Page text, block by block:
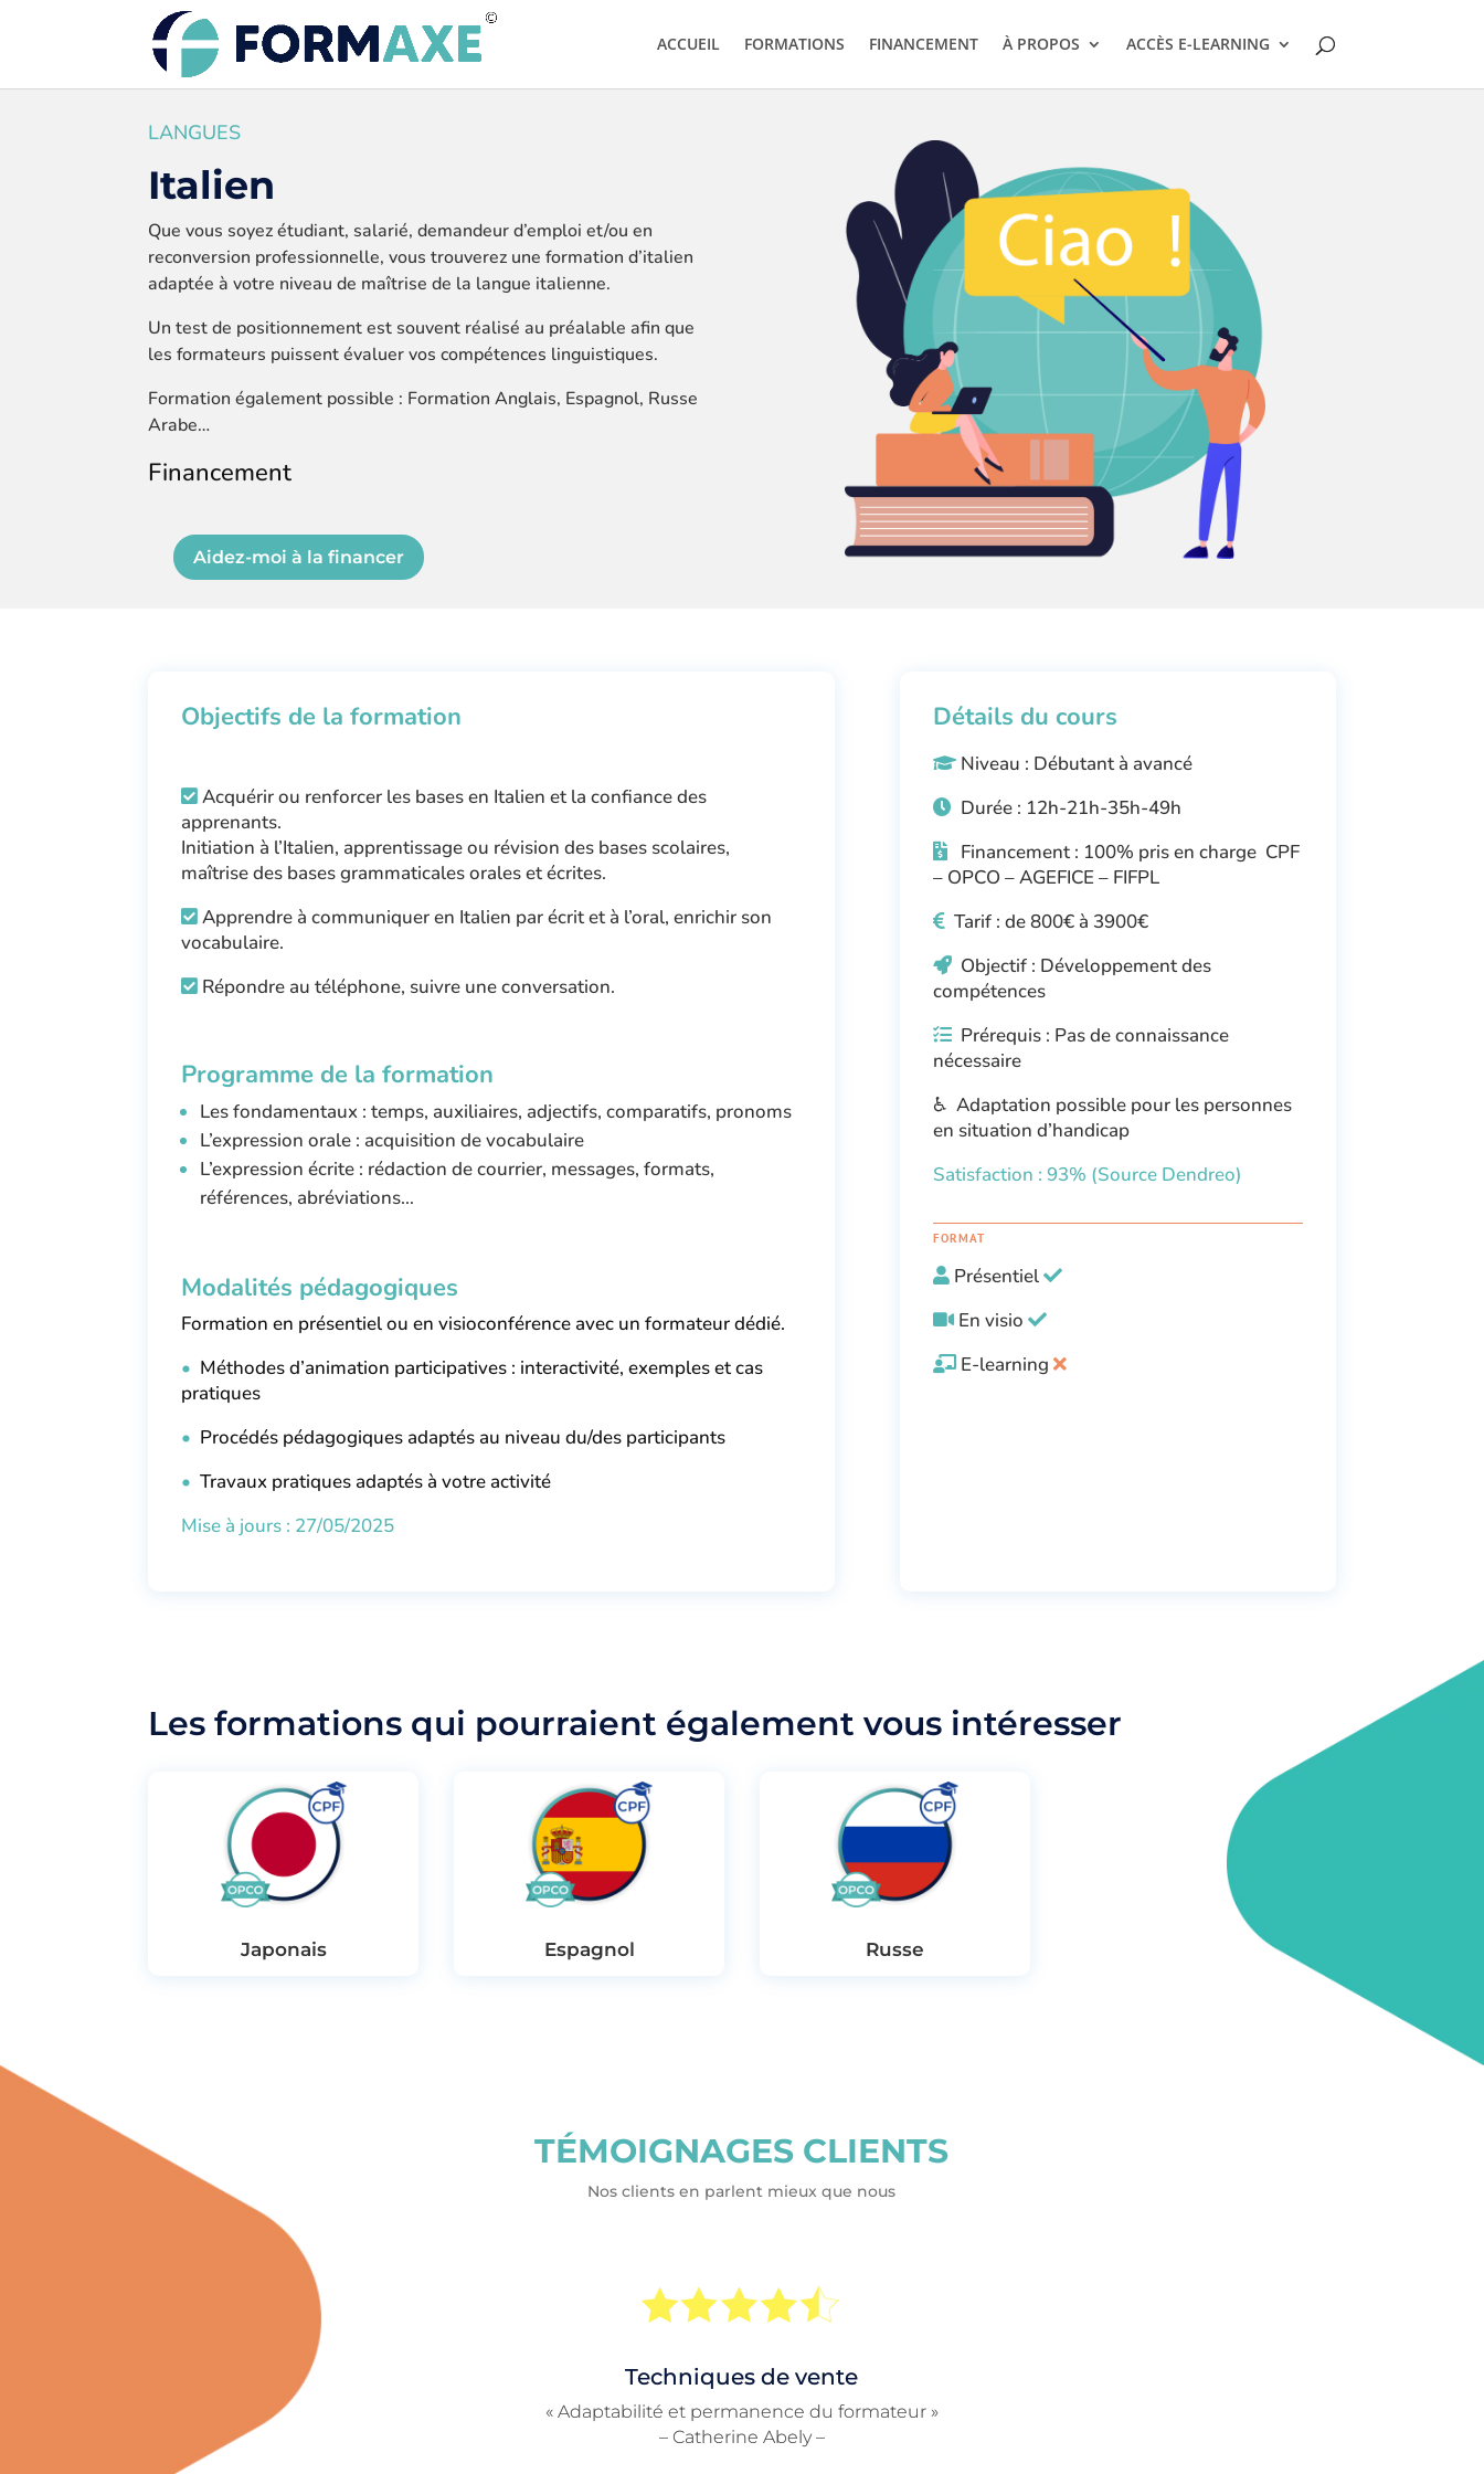
ACCUEIL FORMATIONS FINANCEMENT À PROPOS ACCÈS E-LEARNING
LANGUES
Italien
Que vous soyez étudiant, salarié, demandeur d’emploi et/ou en
reconversion professionnelle, vous trouverez une formation d’italien
adaptée à votre niveau de maîtrise de la langue italienne.
Un test de positionnement est souvent réalisé au préalable afin que
les formateurs puissent évaluer vos compétences linguistiques.
Formation également possible : Formation Anglais, Espagnol, Russe
Arabe…
Financement
Aidez-moi à la financer
Objectifs de la formation
Acquérir ou renforcer les bases en Italien et la confiance des
apprenants.
Initiation à l’Italien, apprentissage ou révision des bases scolaires,
maîtrise des bases grammaticales orales et écrites.
Apprendre à communiquer en Italien par écrit et à l’oral, enrichir son
vocabulaire.
Répondre au téléphone, suivre une conversation.
Programme de la formation
Les fondamentaux : temps, auxiliaires, adjectifs, comparatifs, pronoms
L’expression orale : acquisition de vocabulaire
L’expression écrite : rédaction de courrier, messages, formats,
références, abréviations…
Modalités pédagogiques
Formation en présentiel ou en visioconférence avec un formateur dédié.
• Méthodes d’animation participatives : interactivité, exemples et cas
pratiques
• Procédés pédagogiques adaptés au niveau du/des participants
• Travaux pratiques adaptés à votre activité
Mise à jours : 27/05/2025
Détails du cours
Niveau : Débutant à avancé
Durée : 12h-21h-35h-49h
Financement : 100% pris en charge CPF
– OPCO – AGEFICE – FIFPL
Tarif : de 800€ à 3900€
Objectif : Développement des
compétences
Prérequis : Pas de connaissance
nécessaire
♿ Adaptation possible pour les personnes
en situation d’handicap
Satisfaction : 93% (Source Dendreo)
FORMAT
Présentiel
En visio
E-learning
Les formations qui pourraient également vous intéresser
Japonais Espagnol Russe
TÉMOIGNAGES CLIENTS
Nos clients en parlent mieux que nous
Techniques de vente
« Adaptabilité et permanence du formateur »
– Catherine Abely –